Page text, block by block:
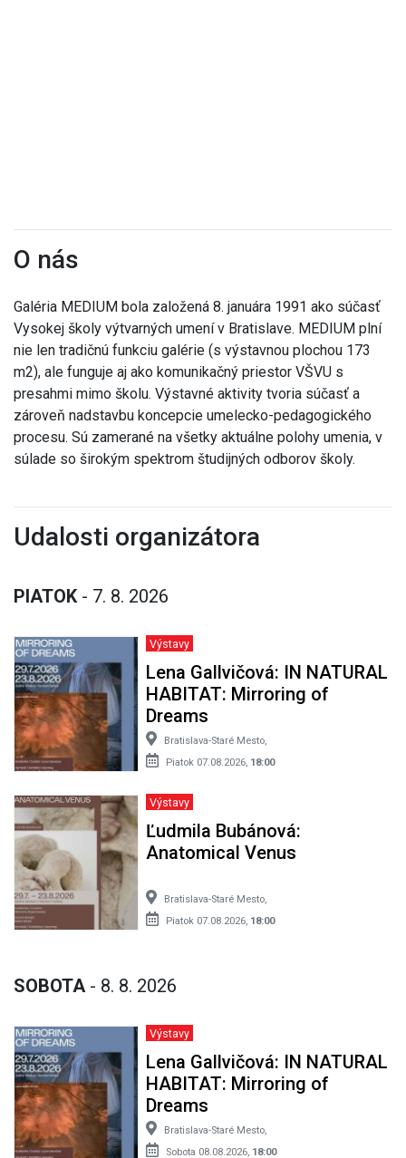
O nás
Galéria MEDIUM bola založená 8. januára 1991 ako súčasť
Vysokej školy výtvarných umení v Bratislave. MEDIUM plní
nie len tradičnú funkciu galérie (s výstavnou plochou 173
m2), ale funguje aj ako komunikačný priestor VŠVU s
presahmi mimo školu. Výstavné aktivity tvoria súčasť a
zároveň nadstavbu koncepcie umelecko-pedagogického
procesu. Sú zamerané na všetky aktuálne polohy umenia, v
súlade so širokým spektrom študijných odborov školy.
Udalosti organizátora
PIATOK - 7. 8. 2026
Výstavy
Lena Gallvičová: IN NATURAL
HABITAT: Mirroring of
Dreams
Bratislava-Staré Mesto,
Piatok 07.08.2026, 18:00
Výstavy
Ľudmila Bubánová:
Anatomical Venus
Bratislava-Staré Mesto,
Piatok 07.08.2026, 18:00
SOBOTA - 8. 8. 2026
Výstavy
Lena Gallvičová: IN NATURAL
HABITAT: Mirroring of
Dreams
Bratislava-Staré Mesto,
Sobota 08.08.2026, 18:00